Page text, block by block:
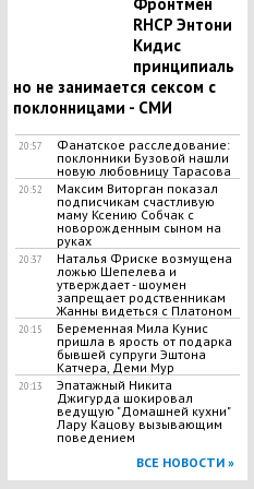
RHCP Энтони
Кидис
принципиаль
но не занимается сексом с
поклонницами - СМИ
20:57
Фанатское расследование:
поклонники Бузовой нашли
новую любовницу Тарасова
20:52
Максим Виторган показал
подписчикам счастливую
маму Ксению Собчак с
новорожденным сыном на
руках
20:37
Наталья Фриске возмущена
ложью Шепелева и
утверждает - шоумен
запрещает родственникам
Жанны видеться с Платоном
20:15
Беременная Мила Кунис
пришла в ярость от подарка
бывшей супруги Эштона
Катчера, Деми Мур
20:13
Эпатажный Никита
Джигурда шокировал
ведущую "Домашней кухни"
Лару Кацову вызывающим
поведением
ВСЕ НОВОСТИ »